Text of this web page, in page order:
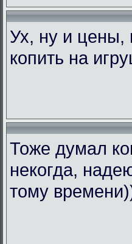
Ух, ну и цены,
копить на
Тоже думал
некогда,
тому